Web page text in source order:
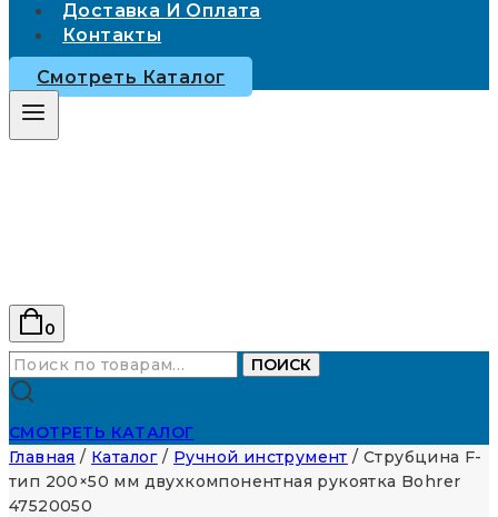
Доставка И Оплата
Контакты
Смотреть Каталог
0
Искать:
ПОИСК
СМОТРЕТЬ КАТАЛОГ
Главная / Каталог / Ручной инструмент / Струбцина F-
тип 200×50 мм двухкомпонентная рукоятка Bohrer
47520050